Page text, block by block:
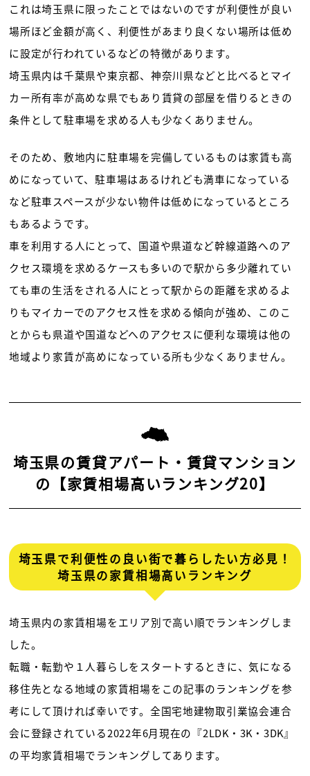
これは埼玉県に限ったことではないのですが利便性が良い
場所ほど金額が高く、利便性があまり良くない場所は低め
に設定が行われているなどの特徴があります。
埼玉県内は千葉県や東京都、神奈川県などと比べるとマイ
カー所有率が高めな県でもあり賃貸の部屋を借りるときの
条件として駐車場を求める人も少なくありません。
そのため、敷地内に駐車場を完備しているものは家賃も高
めになっていて、駐車場はあるけれども満車になっている
など駐車スペースが少ない物件は低めになっているところ
もあるようです。
車を利用する人にとって、国道や県道など幹線道路へのア
クセス環境を求めるケースも多いので駅から多少離れてい
ても車の生活をされる人にとって駅からの距離を求めるよ
りもマイカーでのアクセス性を求める傾向が強め、このこ
とからも県道や国道などへのアクセスに便利な環境は他の
地域より家賃が高めになっている所も少なくありません。
埼玉県の賃貸アパート・賃貸マンション
の【家賃相場高いランキング20】
埼玉県で利便性の良い街で暮らしたい方必見！
埼玉県の家賃相場高いランキング
埼玉県内の家賃相場をエリア別で高い順でランキングしま
した。
転職・転勤や１人暮らしをスタートするときに、気になる
移住先となる地域の家賃相場をこの記事のランキングを参
考にして頂ければ幸いです。全国宅地建物取引業協会連合
会に登録されている2022年6月現在の『2LDK・3K・3DK』
の平均家賃相場でランキングしてあります。